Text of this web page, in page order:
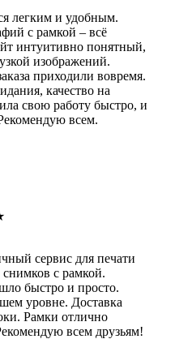
легким и удобным.
с рамкой – всё
интуитивно понятный,
изображений.
приходили вовремя.
качество на
свою работу быстро, и
всем.
сервис для печати
снимков с рамкой.
быстро и просто.
уровне. Доставка
Рамки отлично
всем друзьям!